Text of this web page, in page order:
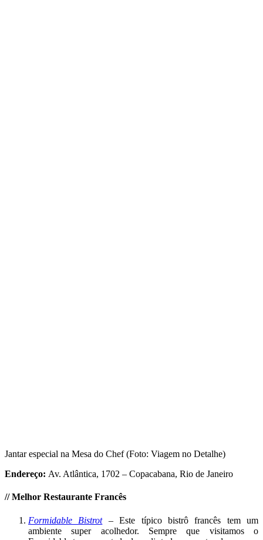
Jantar especial na Mesa do Chef (Foto: Viagem no Detalhe)
Endereço: Av. Atlântica, 1702 – Copacabana, Rio de Janeiro
//Melhor Restaurante Francês
Formidable Bistrot– Este típico bistrô francês tem um
ambiente super acolhedor. Sempre que visitamos o